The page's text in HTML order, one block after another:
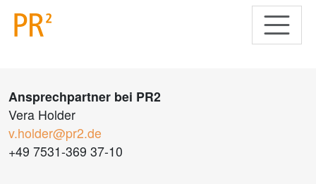
Ansprechpartner bei PR2
Vera Holder
v.holder@pr2.de
+49 7531-369 37-10